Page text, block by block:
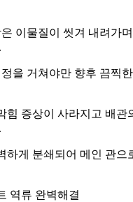
이물질이 씻겨 내려가며
을 거쳐야만 향후 끔찍한
힘 증상이 사라지고 배관
하게 분쇄되어 메인 관으
역류 완벽해결